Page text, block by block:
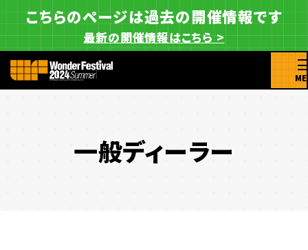
こちらのページは過去の開催情報です
最新の開催情報はこちら >
一般ディーラー